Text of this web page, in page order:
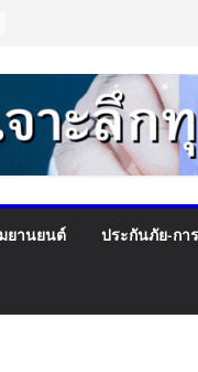
ยานยนต์ ประกันภัย-กา